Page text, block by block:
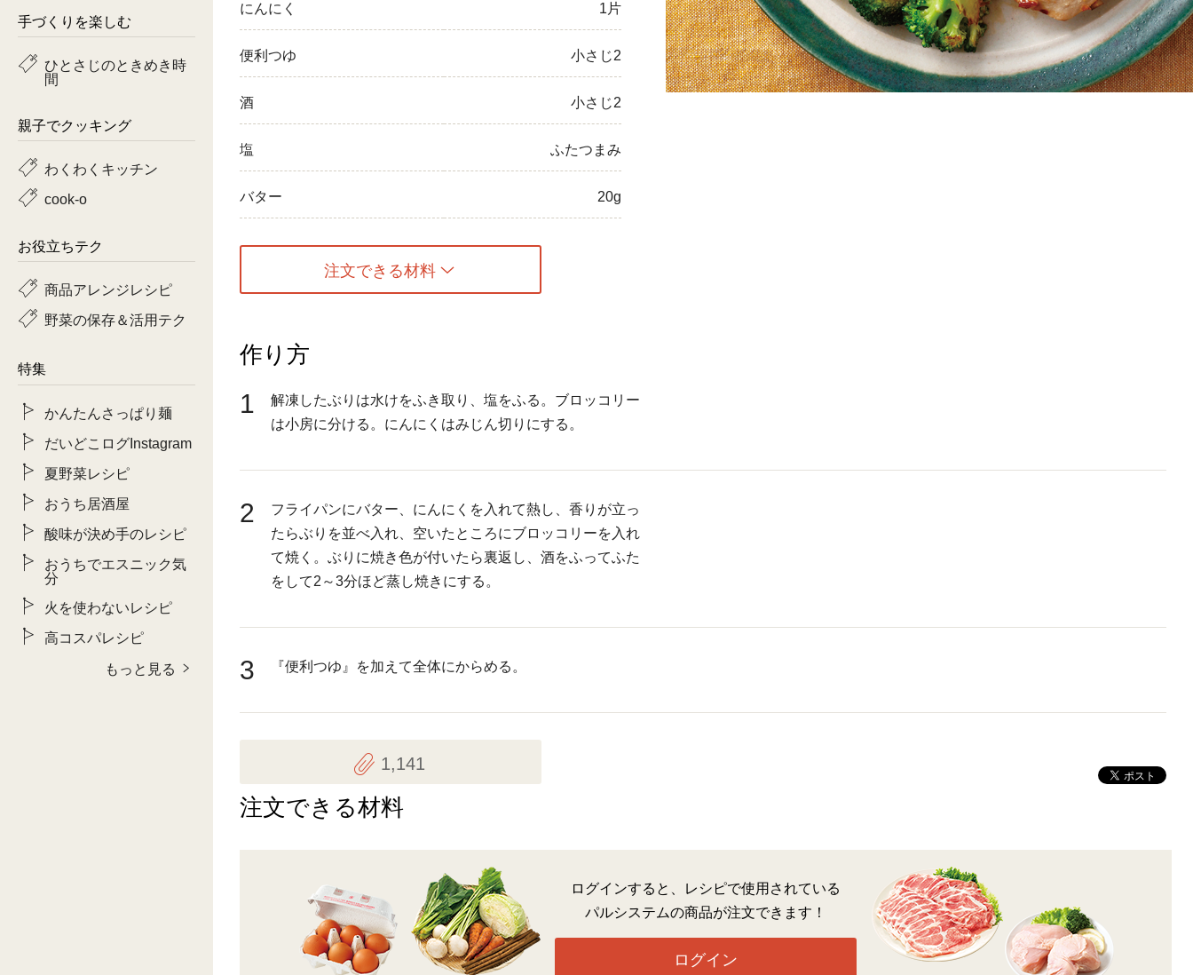
にんにく 1片
便利つゆ 小さじ2
酒 小さじ2
塩 ふたつまみ
バター 20g
注文できる材料
作り方
1
解凍したぶりは水けをふき取り、塩をふる。ブロッコリー
は小房に分ける。にんにくはみじん切りにする。
2
フライパンにバター、にんにくを入れて熱し、香りが立っ
たらぶりを並べ入れ、空いたところにブロッコリーを入れ
て焼く。ぶりに焼き色が付いたら裏返し、酒をふってふた
をして2～3分ほど蒸し焼きにする。
3 『便利つゆ』を加えて全体にからめる。
1,141
注文できる材料
ログインすると、レシピで使用されている
パルシステムの商品が注文できます！
ログイン
トマト たまねぎ
手づくりを楽しむ
ひとさじのときめき時
間
親子でクッキング
わくわくキッチン
cook-o
お役立ちテク
商品アレンジレシピ
野菜の保存＆活用テク
特集
かんたんさっぱり麺
だいどこログInstagram
夏野菜レシピ
おうち居酒屋
酸味が決め手のレシピ
おうちでエスニック気
分
火を使わないレシピ
高コスパレシピ
もっと見る